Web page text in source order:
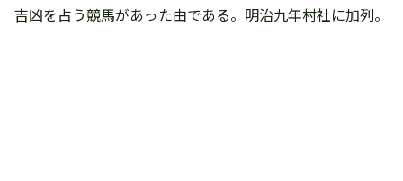
吉凶を占う競馬があった由である。明治九年村社に加列。